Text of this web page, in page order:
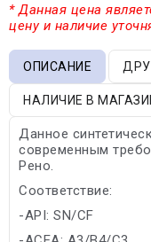
* Данная цена
цену и наличие
ОПИСАНИЕ
НАЛИЧИЕ В
Данное
современным
Рено.
Соответствие:
-API: SN/CF